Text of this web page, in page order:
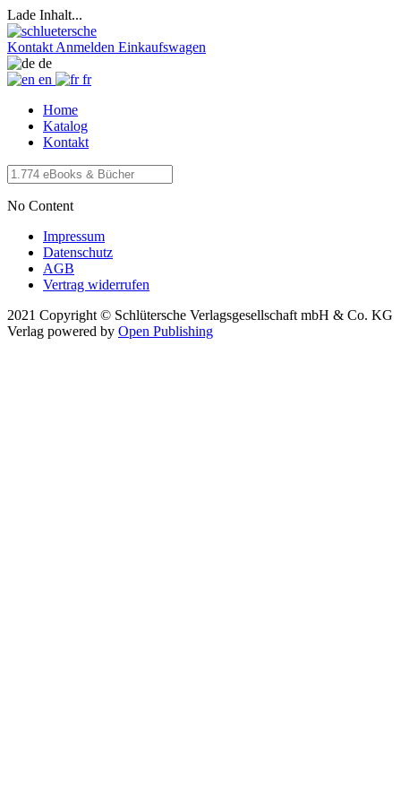
Lade Inhalt...
Kontakt Anmelden Einkaufswagen
de
en
fr
Home
Katalog
Kontakt
No Content
Impressum
Datenschutz
AGB
Vertrag widerrufen
2021 Copyright © Schlütersche Verlagsgesellschaft mbH & Co. KG
Verlag powered by Open Publishing